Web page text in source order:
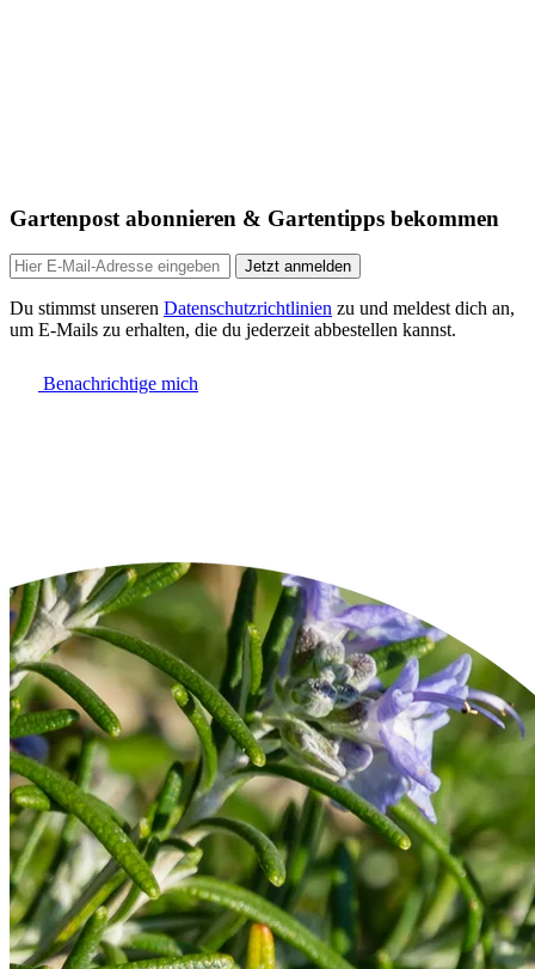
Gartenpost abonnieren & Gartentipps bekommen
Jetzt anmelden
Du stimmst unseren Datenschutzrichtlinien zu und meldest dich an,
um E-Mails zu erhalten, die du jederzeit abbestellen kannst.
Benachrichtige mich